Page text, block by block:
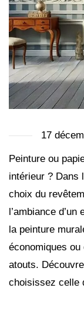
17
Peinture ou
intérieur ? Dans
choix du
l’ambiance
la peinture
économiques
atouts.
choisissez celle